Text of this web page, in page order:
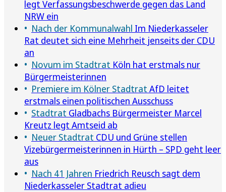
legt Verfassungsbeschwerde gegen das Land
NRW ein
Nach der Kommunalwahl Im Niederkasseler
Rat deutet sich eine Mehrheit jenseits der CDU
an
Novum im Stadtrat Köln hat erstmals nur
Bürgermeisterinnen
Premiere im Kölner Stadtrat AfD leitet
erstmals einen politischen Ausschuss
Stadtrat Gladbachs Bürgermeister Marcel
Kreutz legt Amtseid ab
Neuer Stadtrat CDU und Grüne stellen
Vizebürgermeisterinnen in Hürth – SPD geht leer
aus
Nach 41 Jahren Friedrich Reusch sagt dem
Niederkasseler Stadtrat adieu